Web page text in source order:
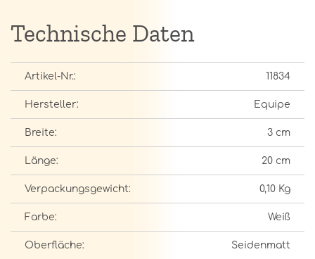
Technische Daten
Artikel-Nr.: 11834
Hersteller: Equipe
Breite: 3 cm
Länge: 20 cm
Verpackungsgewicht: 0,10 Kg
Farbe: Weiß
Oberfläche: Seidenmatt